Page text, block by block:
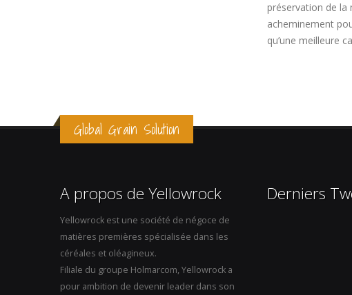
préservation de la
acheminement
qu’une meilleure
Global Grain Solution
A propos de Yellowrock
Yellowrock est une société de négoce de
matières premières spécialisée dans les
céréales et oléagineux.
Filiale du groupe Holmarcom, Yellowrock a
pour ambition de devenir leader dans son
Derniers